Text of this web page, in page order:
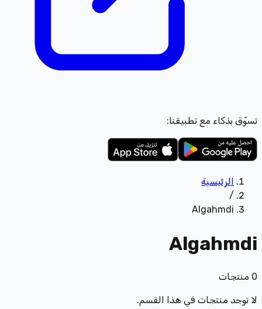
تسوّق بذكاء مع تطبيقنا:
الرئيسية
/
Algahmdi
Algahmdi
0 منتجات
لا توجد منتجات في هذا القسم.